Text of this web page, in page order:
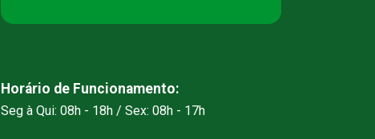
Horário de Funcionamento:
Seg à Qui: 08h - 18h / Sex: 08h - 17h